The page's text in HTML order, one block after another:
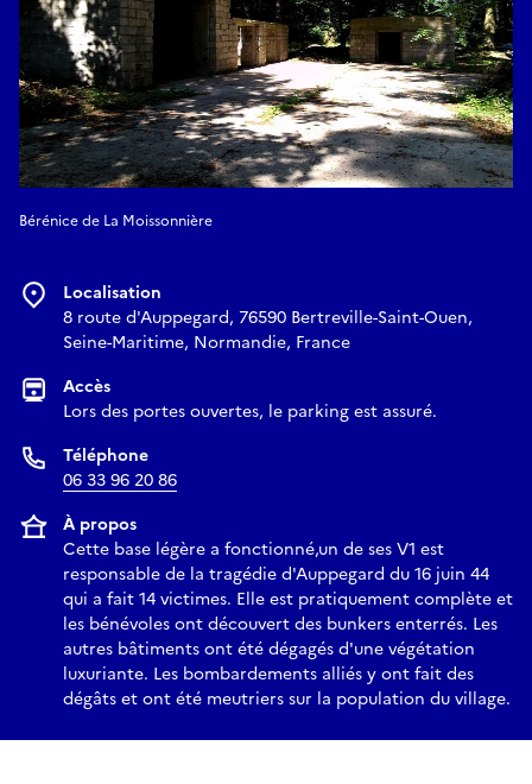
Bérénice de La Moissonnière
Localisation
8 route d'Auppegard, 76590 Bertreville-Saint-Ouen,
Seine-Maritime, Normandie, France
Accès
Lors des portes ouvertes, le parking est assuré.
Téléphone
06 33 96 20 86
À propos
Cette base légère a fonctionné,un de ses V1 est
responsable de la tragédie d'Auppegard du 16 juin 44
qui a fait 14 victimes. Elle est pratiquement complète et
les bénévoles ont découvert des bunkers enterrés. Les
autres bâtiments ont été dégagés d'une végétation
luxuriante. Les bombardements alliés y ont fait des
dégâts et ont été meutriers sur la population du village.